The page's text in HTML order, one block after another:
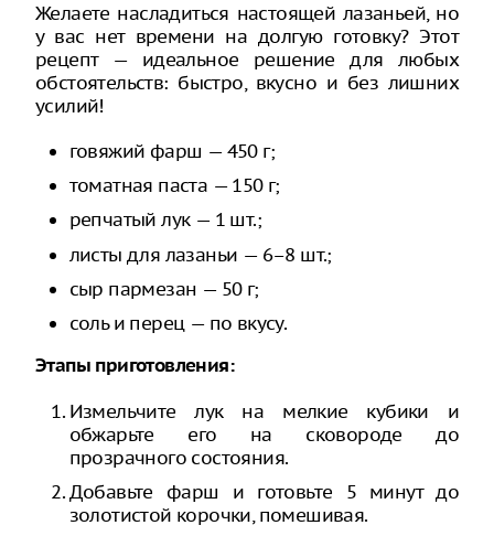
Желаете насладиться настоящей лазаньей, но
у вас нет времени на долгую готовку? Этот
рецепт — идеальное решение для любых
обстоятельств: быстро, вкусно и без лишних
усилий!
говяжий фарш — 450 г;
томатная паста — 150 г;
репчатый лук — 1 шт.;
листы для лазаньи — 6–8 шт.;
сыр пармезан — 50 г;
соль и перец — по вкусу.
Этапы приготовления:
Измельчите лук на мелкие кубики и
обжарьте его на сковороде до
прозрачного состояния.
Добавьте фарш и готовьте 5 минут до
золотистой корочки, помешивая.